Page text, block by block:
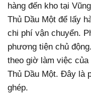
hàng đến kho tại
Thủ Dầu Một để lấy
chi phí vận chuyển.
phương tiện chủ
theo giờ làm việc của
Thủ Dầu Một. Đây là
ghép.